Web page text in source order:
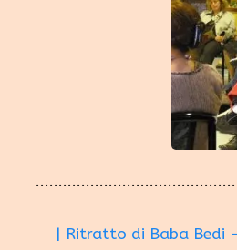
| Ritratto di Baba Bedi